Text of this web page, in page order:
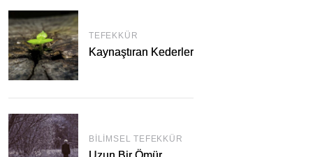
TEFEKKÜR
Kaynaştıran Kederler
BILIMSEL TEFEKKÜR